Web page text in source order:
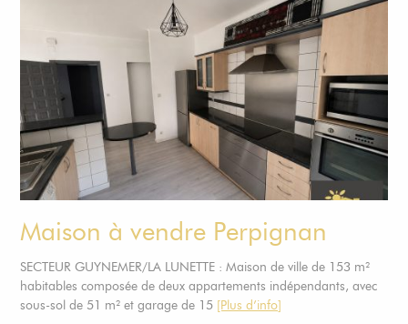
Maison à vendre Perpignan
SECTEUR GUYNEMER/LA LUNETTE : Maison de ville de 153 m²
habitables composée de deux appartements indépendants, avec
sous-sol de 51 m² et garage de 15 [Plus d’info]